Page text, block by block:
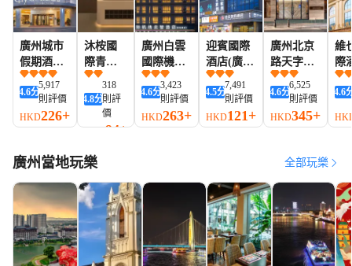
廣州城市
假期酒店
(白雲國際
機場人和
地鐵站店)
4.6分
5,917
則評價
HKD226+
沐桉國
際青年
旅舍(江
南西昌
崗地鐵
站店)
4.8分
318
則評
價
94+
廣州白雲
國際機場
雲智酒店
(T2航站樓
4.6分
3,423
則評價
HKD263+
迎賓國際
酒店(廣州
新白雲國
際機場
T2T3航站
樓店)
4.5分
7,491
則評價
HKD121+
廣州北京
路天字碼
頭漫豪思
酒店
4.6分
6,525
則評價
HKD345+
維
際
州
三
4.6
廣州當地玩樂 全部玩樂